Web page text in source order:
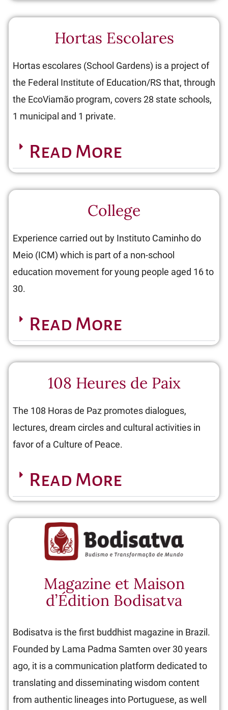
Hortas Escolares
Hortas escolares (School Gardens) is a project of
the Federal Institute of Education/RS that, through
the EcoViamão program, covers 28 state schools,
1 municipal and 1 private.
Read More
College
Experience carried out by Instituto Caminho do
Meio (ICM) which is part of a non-school
education movement for young people aged 16 to
30.
Read More
108 Heures de Paix
The 108 Horas de Paz promotes dialogues,
lectures, dream circles and cultural activities in
favor of a Culture of Peace.
Read More
Magazine et Maison
d’Édition Bodisatva
Bodisatva is the first buddhist magazine in Brazil.
Founded by Lama Padma Samten over 30 years
ago, it is a communication platform dedicated to
translating and disseminating wisdom content
from authentic lineages into Portuguese, as well